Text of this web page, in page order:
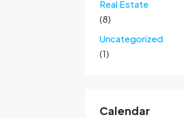
Real Estate
(8)
Uncategorized
(1)
Calendar